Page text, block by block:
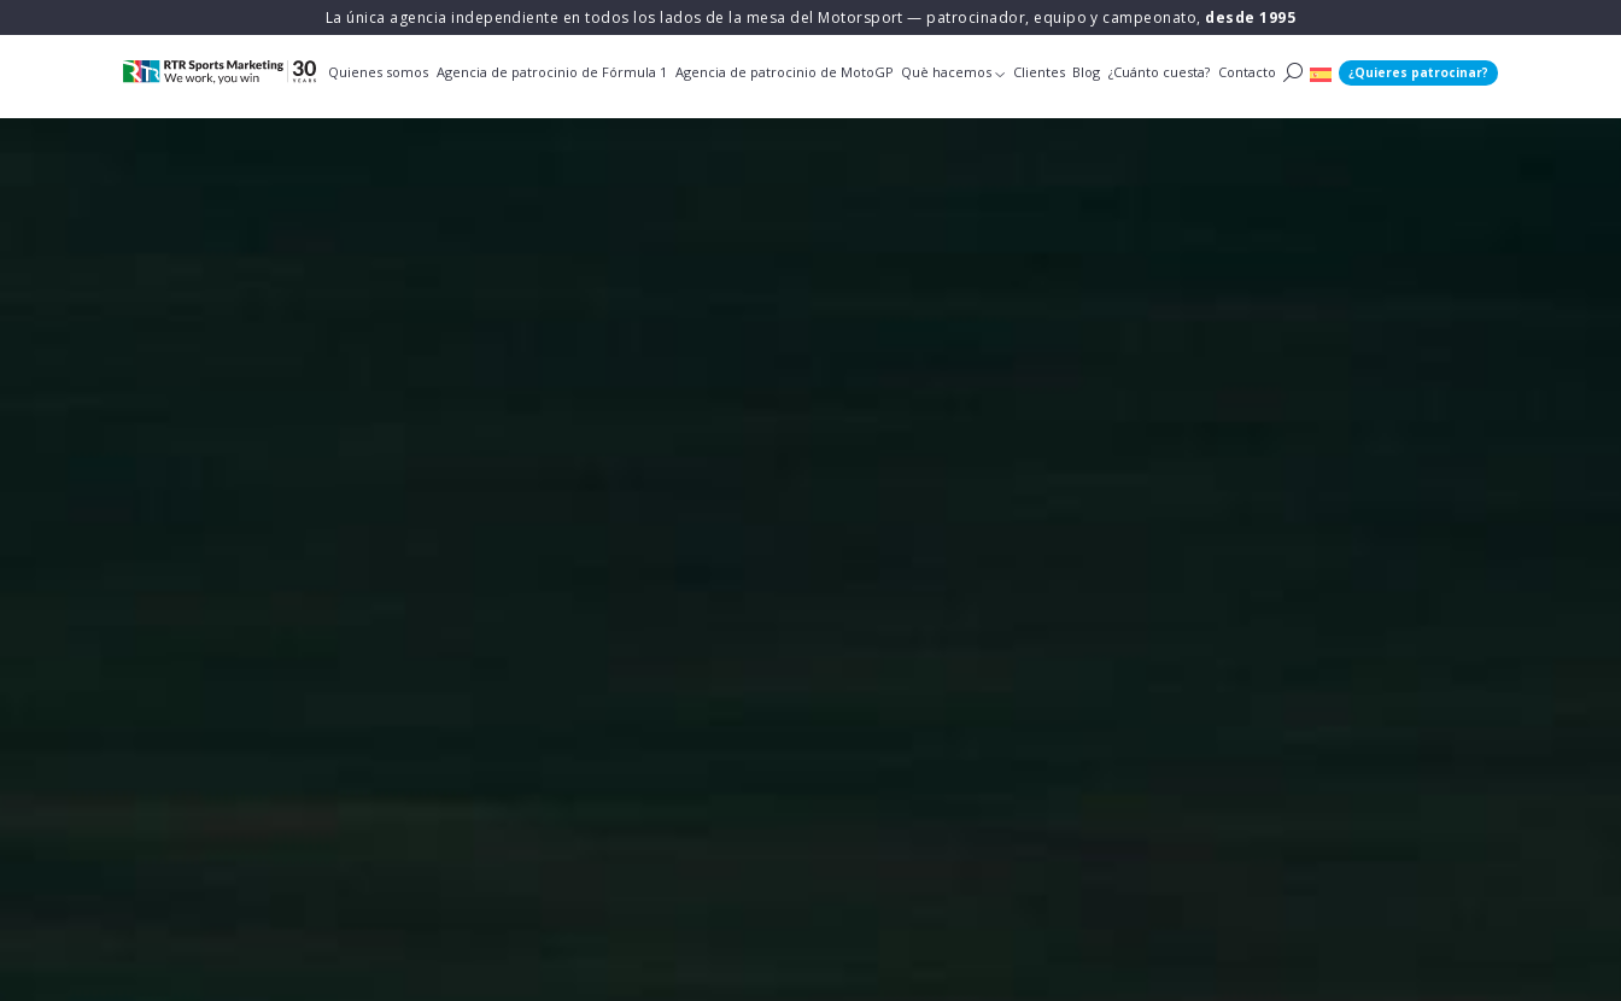
La única agencia independiente en todos los lados de la mesa del Motorsport — patrocinador, equipo y campeonato, desde 1995
Quienes somos Agencia de patrocinio de Fórmula 1 Agencia de patrocinio de MotoGP Què hacemos Clientes Blog ¿Cuánto cuesta? Contacto ¿Quieres patrocinar?